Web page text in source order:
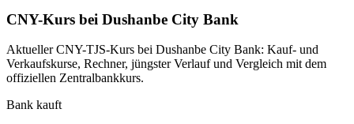
CNY-Kurs bei Dushanbe City Bank
Aktueller CNY-TJS-Kurs bei Dushanbe City Bank: Kauf- und
Verkaufskurse, Rechner, jüngster Verlauf und Vergleich mit dem
offiziellen Zentralbankkurs.
Bank kauft